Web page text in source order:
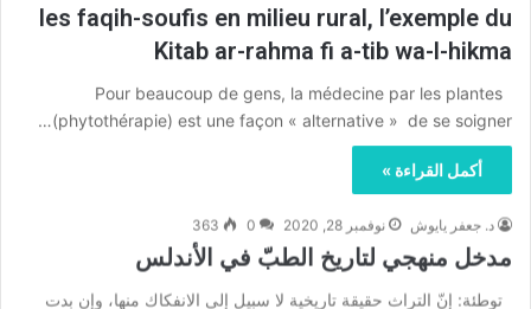
les faqih-soufis en milieu rural, l’exemple du
Kitab ar-rahma fi a-tib wa-l-hikma
Pour beaucoup de gens, la médecine par les plantes
(phytothérapie) est une façon « alternative » de se soigner…
أكمل القراءة »
د. جعفر يايوش نوفمبر 28, 2020 0
363
مدخل منهجي لتاريخ الطبّ في الأندلس
توطئة: إنّ التراث حقيقة تاريخية لا سبيل إلى الانفكاك منها، وإن بدت